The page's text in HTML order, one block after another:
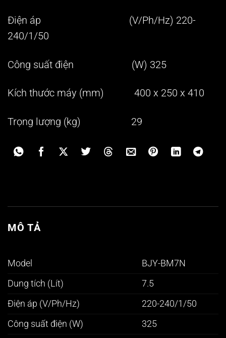
Điện áp (V/Ph/Hz) 220-
240/1/50
Công suất điện (W) 325
Kích thước máy (mm) 400 x 250 x 410
Trọng lượng (kg) 29
MÔ TẢ
Model
BJY-BM7N
Dung tích (Lít)
7.5
Điện áp (V/Ph/Hz)
220-240/1/50
Công suất điện (W)
325